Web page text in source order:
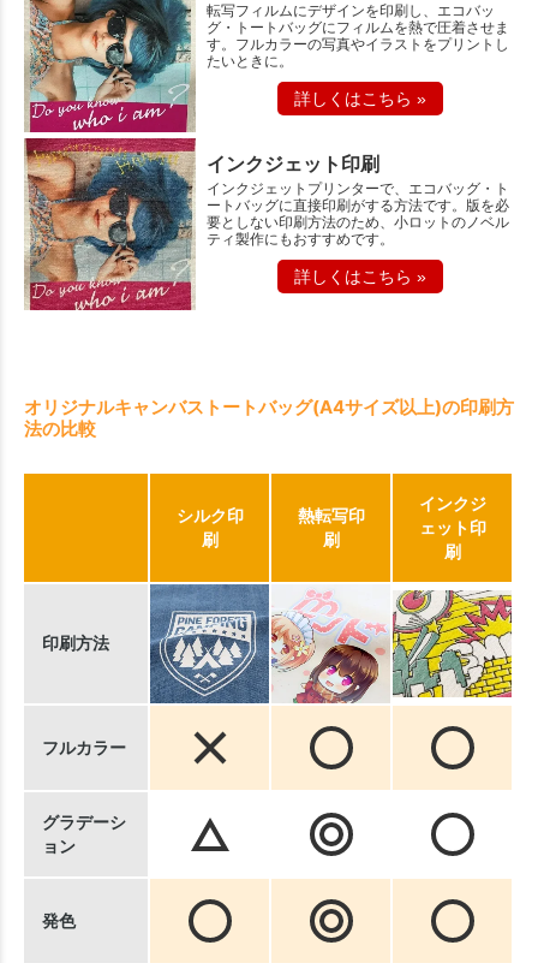
転写フィルムにデザインを印刷し、エコバッ
グ・トートバッグにフィルムを熱で圧着させま
す。フルカラーの写真やイラストをプリントし
たいときに。
詳しくはこちら »
インクジェット印刷
インクジェットプリンターで、エコバッグ・ト
ートバッグに直接印刷がする方法です。版を必
要としない印刷方法のため、小ロットのノベル
ティ製作にもおすすめです。
詳しくはこちら »
オリジナルキャンバストートバッグ(A4サイズ以上)の印刷方
法の比較
シルク印
刷
熱転写印
刷
インクジ
ェット印
刷
印刷方法
フルカラー
グラデーシ
ョン
発色